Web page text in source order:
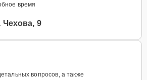
время
Чехова, 9
вопросов, а также